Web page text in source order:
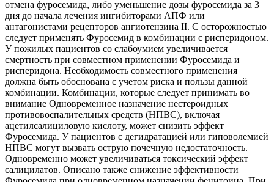
отмена фуросемида, либо уменьшение дозы фуросемида за 3
дня до начала лечения ингибиторами АПФ или
антагонистами рецепторов ангиотензина II. С осторожностью
следует применять Фуросемид в комбинации с рисперидоном.
У пожилых пациентов со слабоумием увеличивается
смертность при совместном применении Фуросемида и
рисперидона. Необходимость совместного применения
должна быть обоснована с учетом риска и пользы данной
комбинации. Комбинации, которые следует принимать во
внимание Одновременное назначение нестероидных
противовоспалительных средств (НПВС), включая
ацетилсалициловую кислоту, может снизить эффект
Фуросемида. У пациентов с дегидратацией или гиповолемией
НПВС могут вызвать острую почечную недостаточность.
Одновременно может увеличиваться токсический эффект
салицилатов. Описано также снижение эффективности